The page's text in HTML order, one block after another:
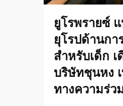
ยูโรพรายซ์
ยุโรปด้านกา
สำหรับเด็ก
บริษัทชุนหง
ทางความร่ว